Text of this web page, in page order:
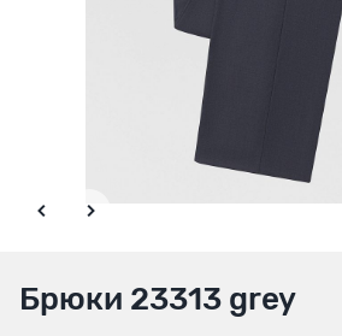
Брюки 23313 grey